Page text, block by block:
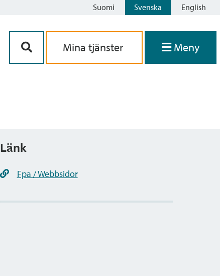
Suomi Svenska English
Mina tjänster Meny
Länk
Fpa / Webbsidor